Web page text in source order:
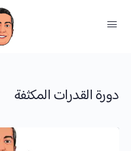
دورة القدرات المكثفة